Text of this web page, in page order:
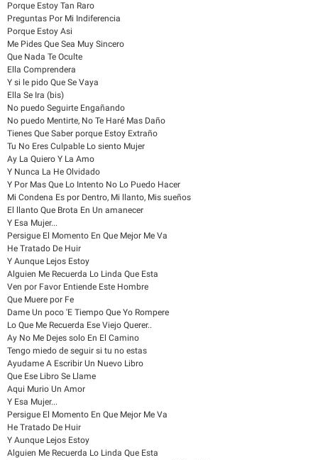
Porque Estoy Tan Raro
Preguntas Por Mi Indiferencia
Porque Estoy Asi
Me Pides Que Sea Muy Sincero
Que Nada Te Oculte
Ella Comprendera
Y si le pido Que Se Vaya
Ella Se Ira (bis)
No puedo Seguirte Engañando
No puedo Mentirte, No Te Haré Mas Daño
Tienes Que Saber porque Estoy Extraño
Tu No Eres Culpable Lo siento Mujer
Ay La Quiero Y La Amo
Y Nunca La He Olvidado
Y Por Mas Que Lo Intento No Lo Puedo Hacer
Mi Condena Es por Dentro, Mi llanto, Mis sueños
El llanto Que Brota En Un amanecer
Y Esa Mujer...
Persigue El Momento En Que Mejor Me Va
He Tratado De Huir
Y Aunque Lejos Estoy
Alguien Me Recuerda Lo Linda Que Esta
Ven por Favor Entiende Este Hombre
Que Muere por Fe
Dame Un poco 'E Tiempo Que Yo Rompere
Lo Que Me Recuerda Ese Viejo Querer..
Ay No Me Dejes solo En El Camino
Tengo miedo de seguir si tu no estas
Ayudame A Escribir Un Nuevo Libro
Que Ese Libro Se Llame
Aqui Murio Un Amor
Y Esa Mujer...
Persigue El Momento En Que Mejor Me Va
He Tratado De Huir
Y Aunque Lejos Estoy
Alguien Me Recuerda Lo Linda Que Esta